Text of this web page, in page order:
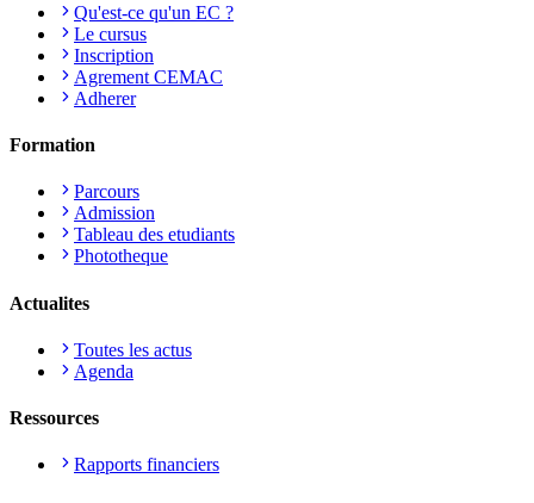
Qu'est-ce qu'un EC ?
Le cursus
Inscription
Agrement CEMAC
Adherer
Formation
Parcours
Admission
Tableau des etudiants
Phototheque
Actualites
Toutes les actus
Agenda
Ressources
Rapports financiers